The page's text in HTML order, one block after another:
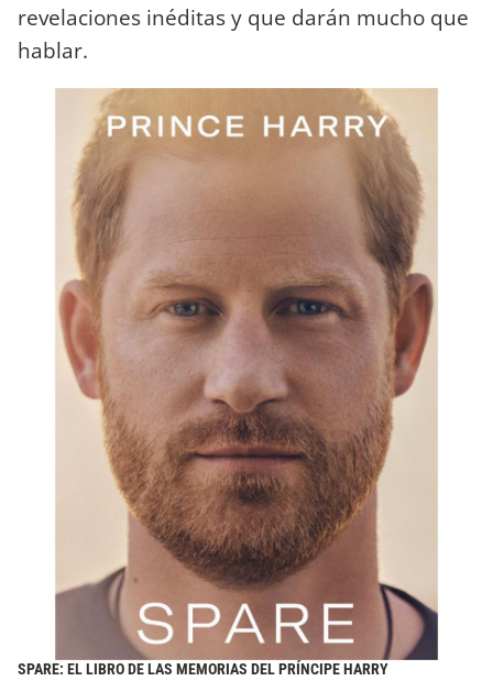
revelaciones inéditas y que darán mucho que
hablar.
SPARE: EL LIBRO DE LAS MEMORIAS DEL PRÍNCIPE HARRY